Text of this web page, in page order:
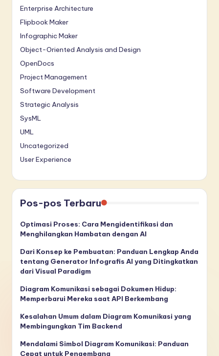
Enterprise Architecture
Flipbook Maker
Infographic Maker
Object-Oriented Analysis and Design
OpenDocs
Project Management
Software Development
Strategic Analysis
SysML
UML
Uncategorized
User Experience
Pos-pos Terbaru
Optimasi Proses: Cara Mengidentifikasi dan
Menghilangkan Hambatan dengan AI
Dari Konsep ke Pembuatan: Panduan Lengkap Anda
tentang Generator Infografis AI yang Ditingkatkan
dari Visual Paradigm
Diagram Komunikasi sebagai Dokumen Hidup:
Memperbarui Mereka saat API Berkembang
Kesalahan Umum dalam Diagram Komunikasi yang
Membingungkan Tim Backend
Mendalami Simbol Diagram Komunikasi: Panduan
Cepat untuk Pengembang